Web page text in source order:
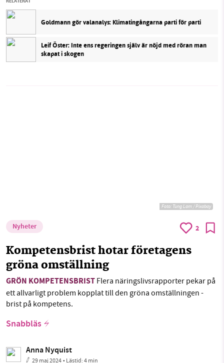
Goldmann gör valanalys: Klimatingångarna parti för parti
Leif Öster: Inte ens regeringen själv är nöjd med röran man
skapat i skogen
Foto: Tung Lam / Pixabay
Nyheter 2
Kompetensbrist hotar företagens
gröna omställning
GRÖN KOMPETENSBRIST Flera näringslivsrapporter pekar på
ett allvarligt problem kopplat till den gröna omställningen -
brist på kompetens.
Snabbläs
Anna Nyquist
29 maj 2024• Lästid:4 min